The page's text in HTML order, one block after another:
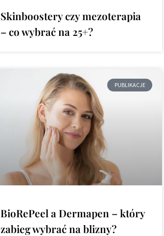
Skinboostery czy mezoterapia
– co wybrać na 25+?
PUBLIKACJE
BioRePeel a Dermapen – który
zabieg wybrać na blizny?